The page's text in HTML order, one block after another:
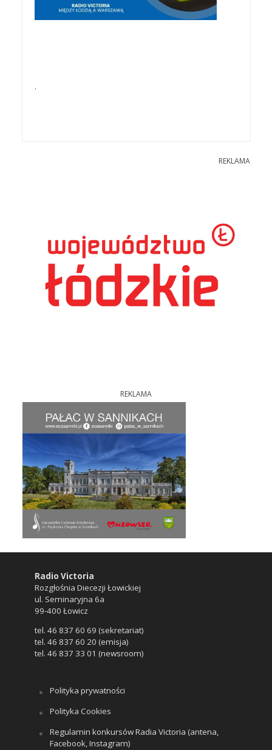
.
REKLAMA
REKLAMA
Radio Victoria
Rozgłośnia Diecezji Łowickiej
ul. Seminaryjna 6a
99-400 Łowicz
tel. 46 837 60 69 (sekretariat)
tel. 46 837 60 20 (emisja)
tel. 46 837 33 01 (newsroom)
Polityka prywatności
Polityka Cookies
Regulamin konkursów Radia Victoria (antena,
Facebook, Instagram)